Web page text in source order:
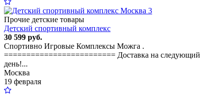
3
Прочие детские товары
Детский спортивный комплекс
30 599 руб.
Спортивно Игровые Комплексы Можга .
========================= Доставка на следующий
день!...
Москва
19 февраля